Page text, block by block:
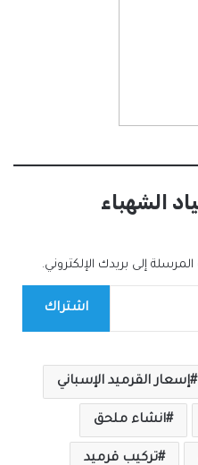
الشهباء
إلى بريدك الإلكتروني.
اشتراك
إسعار القرميد الإسباني
انشاء ملحق
تركيب قرميد